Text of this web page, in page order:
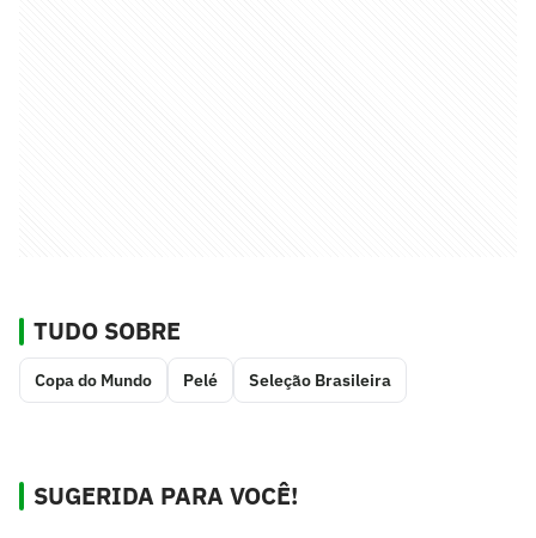
TUDO SOBRE
Copa do Mundo Pelé Seleção Brasileira
SUGERIDA PARA VOCÊ!